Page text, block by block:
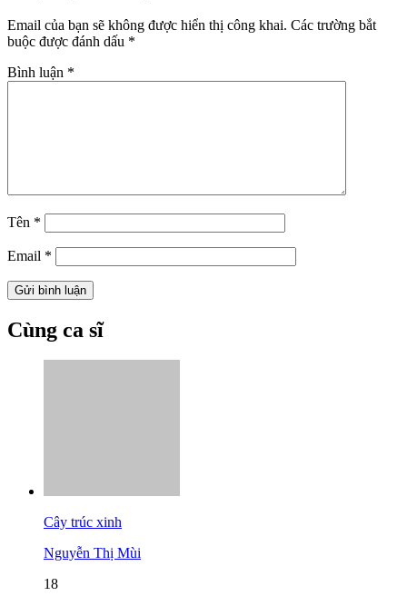
Email của bạn sẽ không được hiển thị công khai. Các trường bắt
buộc được đánh dấu *
Bình luận *
Tên *
Email *
Cùng ca sĩ
Cây trúc xinh
Nguyễn Thị Mùi
18